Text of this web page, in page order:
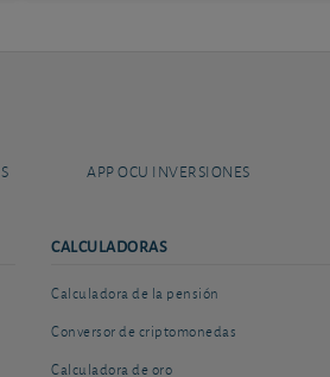
APP OCU INVERSIONES
CALCULADORAS
Calculadora de la pensión
Conversor de criptomonedas
Calculadora de oro